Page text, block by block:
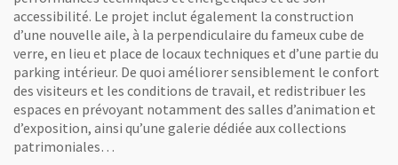
, Ouvre une nouvelle fenêtre
Vue intérieure. (Tetrarc Architectes, image Shift Visuals)
accessibilité. Le projet inclut également la construction
d’une nouvelle aile, à la perpendiculaire du fameux cube de
verre, en lieu et place de locaux techniques et d’une partie du
parking intérieur. De quoi améliorer sensiblement le confort
des visiteurs et les conditions de travail, et redistribuer les
espaces en prévoyant notamment des salles d’animation et
d’exposition, ainsi qu’une galerie dédiée aux collections
patrimoniales…